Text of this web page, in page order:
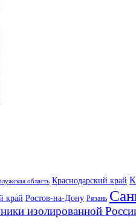
область Краснодарский край
край Ростов-на-Дону Рязань
изолированной